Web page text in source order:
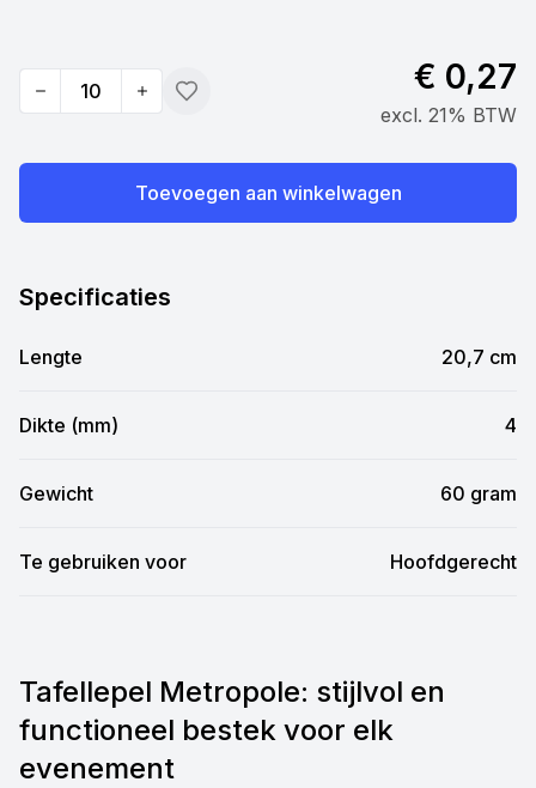
Quantity Toevoegen
€ 0,27
excl. 21% BTW
Toevoegen aan winkelwagen
Specificaties
Lengte 20,7 cm
Dikte (mm) 4
Gewicht 60 gram
Te gebruiken voor Hoofdgerecht
Tafellepel Metropole: stijlvol en
functioneel bestek voor elk
evenement